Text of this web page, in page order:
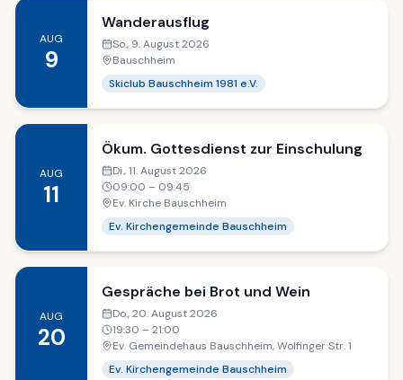
AUG
9
Wanderausflug
So., 9. August 2026
Bauschheim
Skiclub Bauschheim 1981 e.V.
AUG
11
Ökum. Gottesdienst zur Einschulung
Di., 11. August 2026
09:00 – 09:45
Ev. Kirche Bauschheim
Ev. Kirchengemeinde Bauschheim
AUG
20
Gespräche bei Brot und Wein
Do., 20. August 2026
19:30 – 21:00
Ev. Gemeindehaus Bauschheim, Wolfinger Str. 1
Ev. Kirchengemeinde Bauschheim